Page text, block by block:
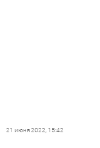
21 июня 2022, 15:42